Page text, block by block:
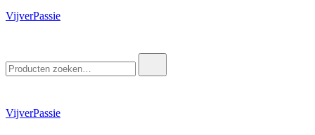
VijverPassie
naar:
VijverPassie